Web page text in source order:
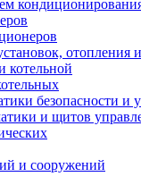
отопления
котельной
безопасности и
и щитов
и сооружений